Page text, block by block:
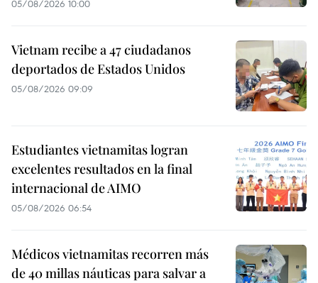
05/08/2026 10:00
Vietnam recibe a 47 ciudadanos
deportados de Estados Unidos
05/08/2026 09:09
Estudiantes vietnamitas logran
excelentes resultados en la final
internacional de AIMO
05/08/2026 06:54
Médicos vietnamitas recorren más
de 40 millas náuticas para salvar a